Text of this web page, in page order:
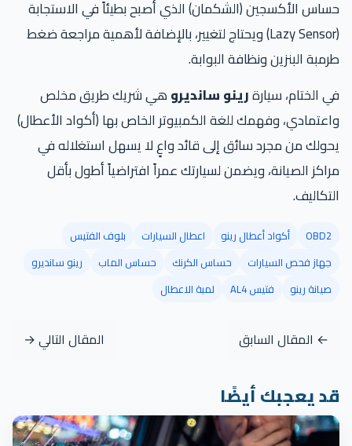
حساس الأكسجين (الشكمان) الذي أصبح بطيئاً في الاستجابة
(Lazy Sensor) ويحتاج لتغيير، بالإضافة لأهمية مراجعة ضغط
طرمبة البنزين ونظافة البوابة.
في الختام، سيارةرينو سانديروهي شريك طريق مخلص
واعتمادي، وفهمك للغة الكمبيوتر الخاص بها (أكواد الأعطال)
يحولك من مجرد سائق إلى قائد واعٍ لا يسهل استغلاله في
مراكز الصيانة، ويضمن لسيارتك عمراً افتراضياً أطول بأقل
التكاليف.
OBD2 أكواد أعطال رينو اعطال السيارات
بلوف الفتيس
جهاز فحص السيارات
حساس الكرنك حساس الماب
رينو سانديرو
صيانة رينو
فتيس AL4 لمبة الاعطال
← المقال السابق المقال التالي →
قد يعجبك أيضًا